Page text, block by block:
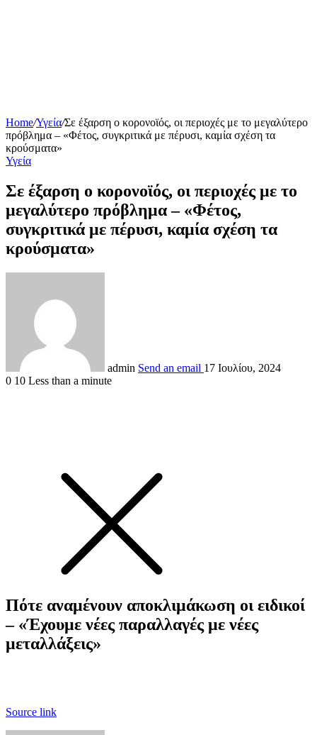
Home/Υγεία/Σε έξαρση ο κορονοϊός, οι περιοχές με το μεγαλύτερο
πρόβλημα – «Φέτος, συγκριτικά με πέρυσι, καμία σχέση τα
κρούσματα»
Υγεία
Σε έξαρση ο κορονοϊός, οι περιοχές με το
μεγαλύτερο πρόβλημα – «Φέτος,
συγκριτικά με πέρυσι, καμία σχέση τα
κρούσματα»
admin Send an email 17 Ιουλίου, 2024
0 10 Less than a minute
Πότε αναμένουν αποκλιμάκωση οι ειδικοί
– «Έχουμε νέες παραλλαγές με νέες
μεταλλάξεις»
Source link